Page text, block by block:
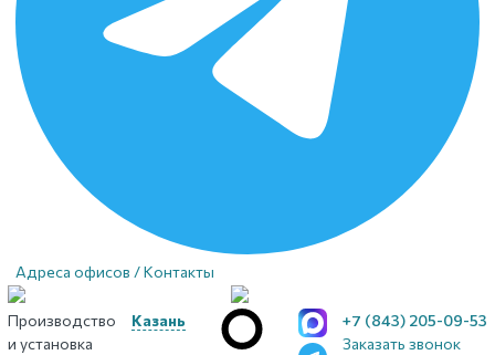
Адреса офисов / Контакты
Производство
и установка
Казань
+7 (843) 205-09-53
Заказать звонок